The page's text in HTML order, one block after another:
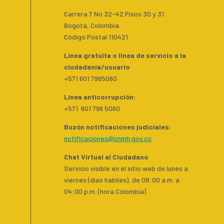
Carrera 7 No 32-42 Pisos 30 y 31
Bogotá, Colombia.
Código Postal 110421.
Línea gratuita o línea de servicio a la
ciudadanía/usuario
+571 601 7965060
Línea anticorrupción:
+571 601 796 5060
Buzón notificaciones judiciales:
notificaciones@cnmh.gov.co
Chat Virtual al Ciudadano
Servicio visible en el sitio web de lunes a
viernes (días hábiles), de 08:00 a.m. a
04:00 p.m. (hora Colombia).